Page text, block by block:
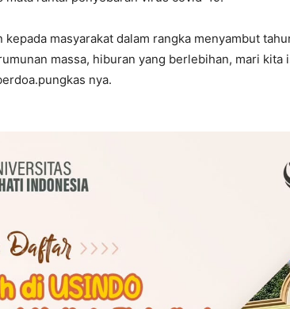
kepada masyarakat dalam rangka menyambut
massa, hiburan yang berlebihan, mari kita
nya.